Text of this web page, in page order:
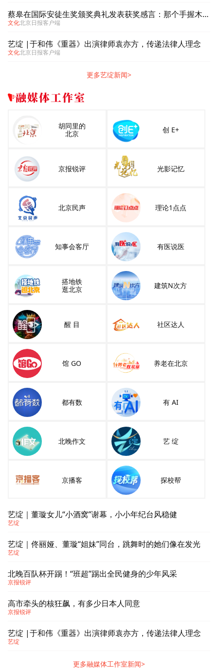
蔡皋在国际安徒生奖颁奖典礼发表获奖感言：那个手握木炭条涂鸦的小女孩始终留在心底
文化北京日报客户端
艺绽 |于和伟《重器》出演律师袁亦方，传递法律人理念
文化北京日报客户端
更多艺绽新闻>
融媒体工作室
胡同里的
北京
创 E+
京报锐评 光影记忆
北京民声 理论1点点
知事会客厅 有医说医
搭地铁
逛北京
建筑N次方
醒 目 社区达人
馆 GO 养老在北京
都有数 有 AI
北晚作文 艺 绽
京播客 探校帮
艺绽｜董璇女儿“小酒窝”谢幕，小小年纪台风稳健
艺绽
艺绽｜佟丽娅、董璇“姐妹”同台，跳舞时的她们像在发光
艺绽
北晚百队杯开踢！“班超”踢出全民健身的少年风采
京报锐评
高市牵头的核狂飙，有多少日本人同意
京报锐评
艺绽 |于和伟《重器》出演律师袁亦方，传递法律人理念
艺绽
更多融媒体工作室新闻>